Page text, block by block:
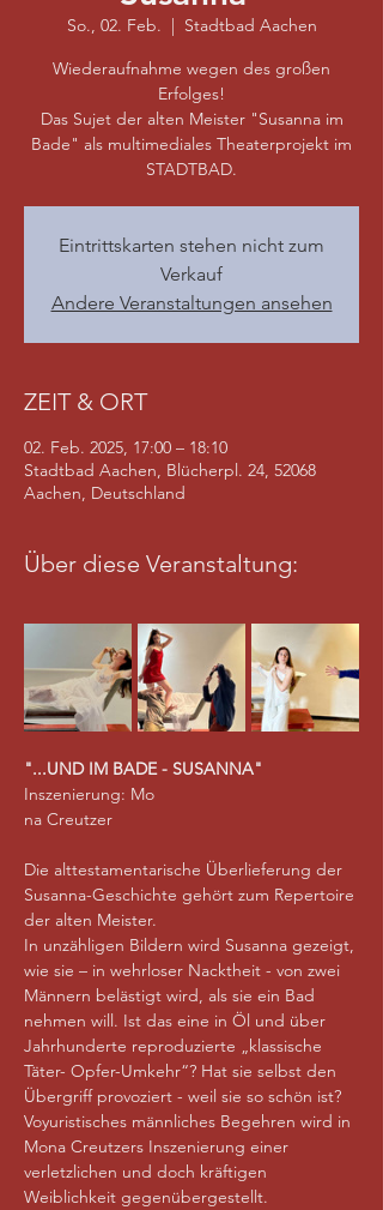
So., 02. Feb.
  |
Stadtbad Aachen
Wiederaufnahme wegen des großen
Erfolges!
Das Sujet der alten Meister "Susanna im
Bade" als multimediales Theaterprojekt im
STADTBAD.
Eintrittskarten stehen nicht zum
Verkauf
Andere Veranstaltungen ansehen
ZEIT & ORT
02. Feb. 2025, 17:00 – 18:10
Stadtbad Aachen, Blücherpl. 24, 52068
Aachen, Deutschland
Über diese Veranstaltung:
"...UND IM BADE - SUSANNA"
Inszenierung: Mo
na Creutzer
Die alttestamentarische Überlieferung der
Susanna-Geschichte gehört zum Repertoire
der alten Meister.
In unzähligen Bildern wird Susanna gezeigt,
wie sie – in wehrloser Nacktheit - von zwei
Männern belästigt wird, als sie ein Bad
nehmen will. Ist das eine in Öl und über
Jahrhunderte reproduzierte „klassische
Täter- Opfer-Umkehr“? Hat sie selbst den
Übergriff provoziert - weil sie so schön ist?
Voyuristisches männliches Begehren wird in
Mona Creutzers Inszenierung einer
verletzlichen und doch kräftigen
Weiblichkeit gegenübergestellt.